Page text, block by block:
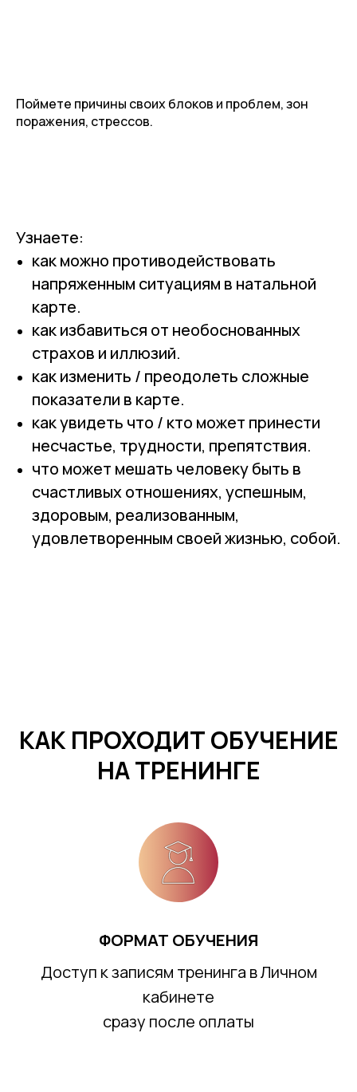
Поймете причины своих блоков и проблем, зон
поражения, стрессов.
Узнаете:
как можно противодействовать
напряженным ситуациям в натальной
карте.
как избавиться от необоснованных
страхов и иллюзий.
как изменить / преодолеть сложные
показатели в карте.
как увидеть что / кто может принести
несчастье, трудности, препятствия.
что может мешать человеку быть в
счастливых отношениях, успешным,
здоровым, реализованным,
удовлетворенным своей жизнью, собой.
КАК ПРОХОДИТ ОБУЧЕНИЕ
НА ТРЕНИНГЕ
ФОРМАТ ОБУЧЕНИЯ
Доступ к записям тренинга в Личном
кабинете
сразу после оплаты